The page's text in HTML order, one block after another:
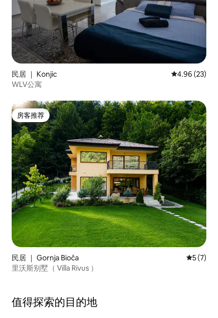
民居 ｜ Konjic 平均评分
4.96 (23)
WLV公寓
房客推荐
房客推荐
民居 ｜ Gornja Bioča 平均评分
5 (7)
里沃斯别墅（ Villa Rivus ）
值得探索的目的地